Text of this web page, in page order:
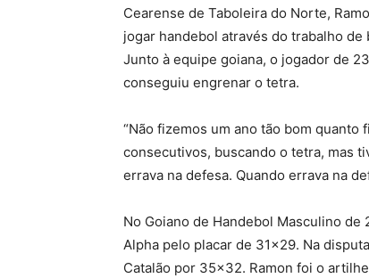
Cearense de Taboleira do Norte,
jogar handebol através do trabalho de
Junto à equipe goiana, o jogador de
conseguiu engrenar o tetra.
“Não fizemos um ano tão bom
consecutivos, buscando o tetra, mas
errava na defesa. Quando errava na
No Goiano de Handebol Masculino de
Alpha pelo placar de 31×29. Na
Catalão por 35×32. Ramon foi o